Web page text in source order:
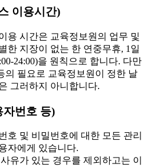
이용시간)
용 시간은 교육정보원의 업무 및
한 지장이 없는 한 연중무휴, 1일
24:00)을 원칙으로 합니다. 다만
의 필요로 교육정보원이 정한 날
그러하지 아니합니다.
자번호 등)
호 및 비밀번호에 대한 모든 관리
자에게 있습니다.
유가 있는 경우를 제외하고는 이